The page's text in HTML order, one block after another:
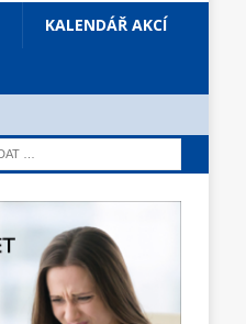
KALENDÁŘ AKCÍ